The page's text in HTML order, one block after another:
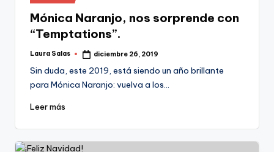
en
Mónica Naranjo, nos sorprende con
“Temptations”.
Publicado
Laura Salas diciembre 26, 2019
Sin duda, este 2019, está siendo un año brillante
para Mónica Naranjo: vuelva a los…
Leer más